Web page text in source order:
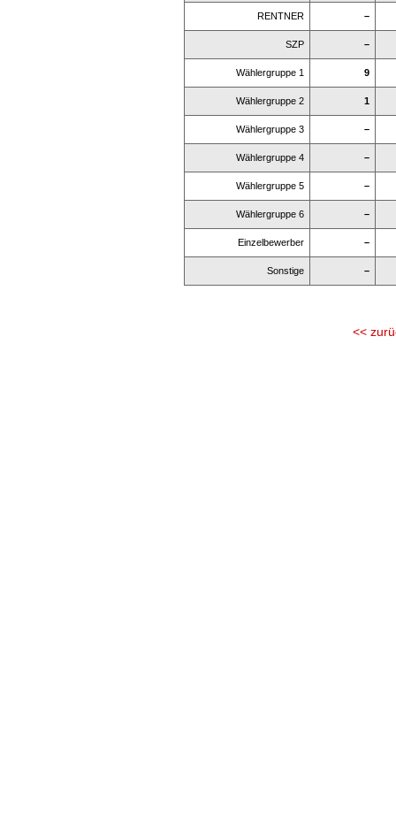
RENTNER –
SZP –
Wählergruppe 1 9
Wählergruppe 2 1
Wählergruppe 3 –
Wählergruppe 4 –
Wählergruppe 5 –
Wählergruppe 6 –
Einzelbewerber –
Sonstige –
<<